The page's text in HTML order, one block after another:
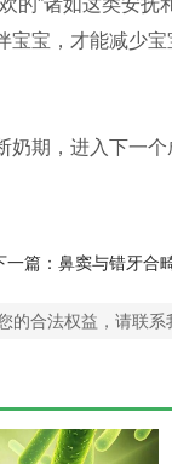
的”诸如这类安
宝，才能减少
期，进入下一个
一篇：鼻窦与错牙合
合法权益，请联系